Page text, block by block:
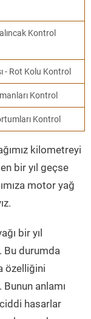
Kontrol
- Rot Kolu Kontrol
Kontrol
Kontrol
kilometreyi
bir yıl geçse
motor yağ
bir yıl
Bu durumda
özelliğini
anlamı
hasarlar